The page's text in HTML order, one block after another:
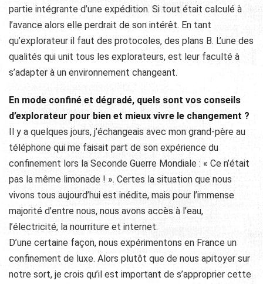
partie intégrante d’une expédition. Si tout était calculé à
l’avance alors elle perdrait de son intérêt. En tant
qu’explorateur il faut des protocoles, des plans B. L’une des
qualités qui unit tous les explorateurs, est leur faculté à
s’adapter à un environnement changeant.
En mode confiné et dégradé, quels sont vos conseils
d’explorateur pour bien et mieux vivre le changement ?
Il y a quelques jours, j’échangeais avec mon grand-père au
téléphone qui me faisait part de son expérience du
confinement lors la Seconde Guerre Mondiale : « Ce n’était
pas la même limonade ! ». Certes la situation que nous
vivons tous aujourd’hui est inédite, mais pour l’immense
majorité d’entre nous, nous avons accès à l’eau,
l’électricité, la nourriture et internet.
D’une certaine façon, nous expérimentons en France un
confinement de luxe. Alors plutôt que de nous apitoyer sur
notre sort, je crois qu’il est important de s’approprier cette